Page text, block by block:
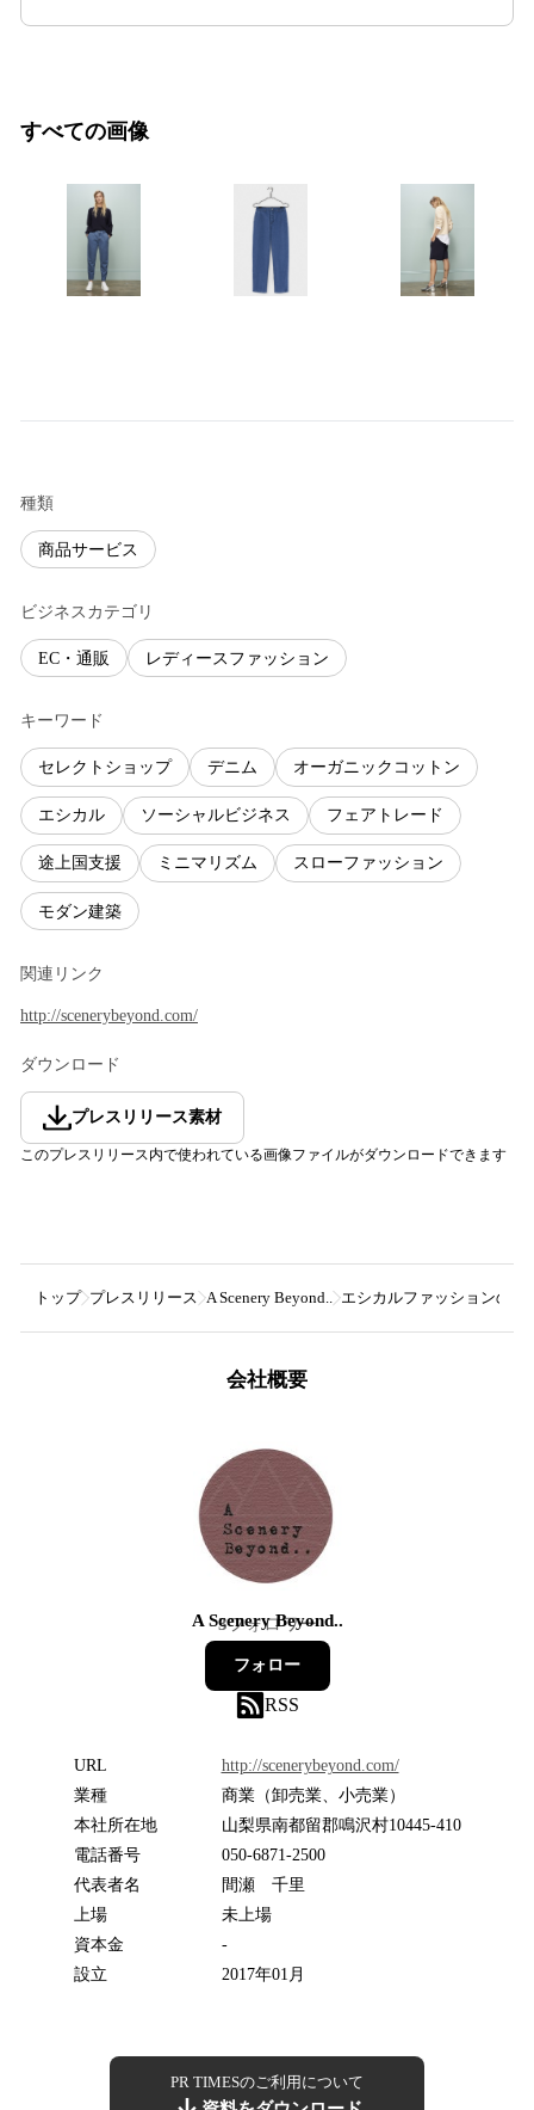
すべての画像
種類
商品サービス
ビジネスカテゴリ
EC・通販 レディースファッション
キーワード
セレクトショップ デニム オーガニックコットン
エシカル ソーシャルビジネス フェアトレード
途上国支援 ミニマリズム スローファッション
モダン建築
関連リンク
http://scenerybeyond.com/
ダウンロード
プレスリリース素材
このプレスリリース内で使われている画像ファイルがダウンロードできます
トップ プレスリリース A Scenery Beyond.. エシカルファッションの
会社概要
A Scenery Beyond..
3フォロワー
フォロー
RSS
URL
http://scenerybeyond.com/
業種
商業（卸売業、小売業）
本社所在地
山梨県南都留郡鳴沢村10445-410
電話番号
050-6871-2500
代表者名
間瀬 千里
上場
未上場
資本金
-
設立
2017年01月
PR TIMESのご利用について